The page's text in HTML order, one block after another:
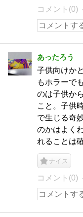
コメント(0)
あったろう
子供向けか
もホラーで
のは子供か
こと。子供
で生じる奇
のかはよく
れることは
ナイス
コメント(0)